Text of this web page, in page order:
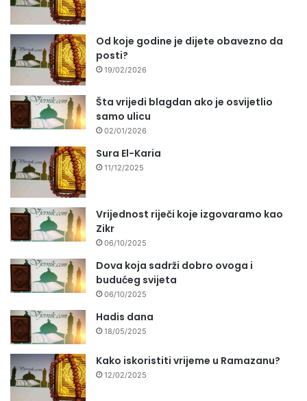
Od koje godine je dijete obavezno da
posti?
19/02/2026
Šta vrijedi blagdan ako je osvijetlio
samo ulicu
02/01/2026
Sura El-Karia
11/12/2025
Vrijednost riječi koje izgovaramo kao
Zikr
06/10/2025
Dova koja sadrži dobro ovoga i
budućeg svijeta
06/10/2025
Hadis dana
18/05/2025
Kako iskoristiti vrijeme u Ramazanu?
12/02/2025